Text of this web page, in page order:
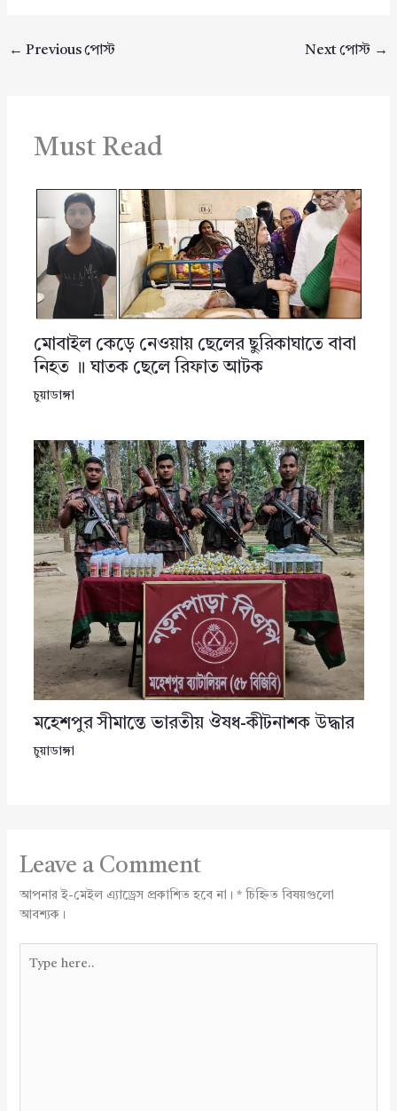
← Previous পোস্ট Next পোস্ট →
Must Read
মোবাইল কেড়ে নেওয়ায় ছেলের ছুরিকাঘাতে বাবা
নিহত ॥ ঘাতক ছেলে রিফাত আটক
চুয়াডাঙ্গা
মহেশপুর সীমান্তে ভারতীয় ঔষধ-কীটনাশক উদ্ধার
চুয়াডাঙ্গা
Leave a Comment
আপনার ই-মেইল এ্যাড্রেস প্রকাশিত হবে না। *চিহ্নিত বিষয়গুলো
আবশ্যক।
here..